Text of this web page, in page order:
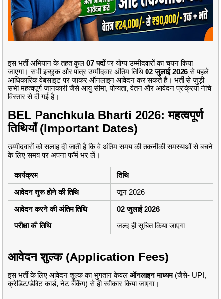
इस भर्ती अभियान के तहत कुल 07 पदोंपर योग्य उम्मीदवारों का चयन किया
जाएगा। सभी इच्छुक और पात्र उम्मीदवार अंतिम तिथि 02 जुलाई 2026से पहले
आधिकारिक वेबसाइट पर जाकर ऑनलाइन आवेदन कर सकते हैं। भर्ती से जुड़ी
सभी महत्वपूर्ण जानकारी जैसे आयु सीमा, योग्यता, वेतन और आवेदन प्रक्रिया नीचे
विस्तार से दी गई है।
BEL Panchkula Bharti 2026: महत्वपूर्ण
तिथियाँ (Important Dates)
उम्मीदवारों को सलाह दी जाती है कि वे अंतिम समय की तकनीकी समस्याओं से बचने
के लिए समय पर अपना फॉर्म भर लें।
कार्यक्रम
तिथि
आवेदन शुरू होने की तिथि
जून 2026
आवेदन करने की अंतिम तिथि
02 जुलाई 2026
परीक्षा की तिथि
जल्द ही सूचित किया जाएगा
आवेदन शुल्क (Application Fees)
इस भर्ती के लिए आवेदन शुल्क का भुगतान केवल ऑनलाइन माध्यम(जैसे- UPI,
क्रेडिट/डेबिट कार्ड, नेट बैंकिंग) से ही स्वीकार किया जाएगा।